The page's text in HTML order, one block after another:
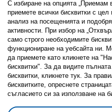
Последвайте ни:
FacebookTwitterYoutubePinterest
Политика за
Избор на настройки за
С избиране на опцията „Приемам
приемете всички бисквитки с
анализ на посещенията и
активности. При избор на
само строго необходимитe
функциониране на уебсайта ни.
да приемете като кликнете на
бисквитки". За да видите
бисквитки, кликнете тук. За
бисквитките, опреснете
съгласието си за използване на